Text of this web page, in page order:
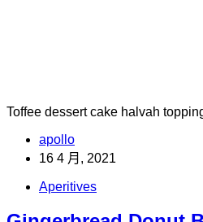
Toffee dessert cake halvah
apollo
16 4 月, 2021
Aperitives